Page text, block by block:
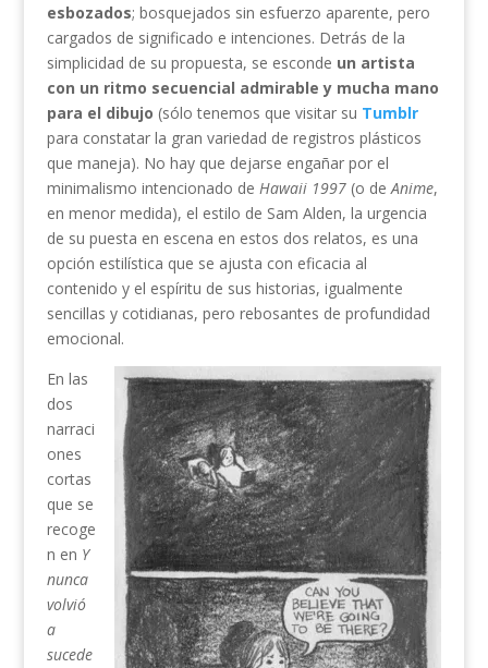
esbozados; bosquejados sin esfuerzo aparente, pero
cargados de significado e intenciones. Detrás de la
simplicidad de su propuesta, se esconde un artista
con un ritmo secuencial admirable y mucha mano
para el dibujo (sólo tenemos que visitar su Tumblr
para constatar la gran variedad de registros plásticos
que maneja). No hay que dejarse engañar por el
minimalismo intencionado de Hawaii 1997(o deAnime,
en menor medida), el estilo de Sam Alden, la urgencia
de su puesta en escena en estos dos relatos, es una
opción estilística que se ajusta con eficacia al
contenido y el espíritu de sus historias, igualmente
sencillas y cotidianas, pero rebosantes de profundidad
emocional.
En las
dos
narraci
ones
cortas
que se
recoge
n en Y
nunca
volvió
a
sucede